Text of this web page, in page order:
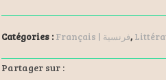
Catégories : Français | فرنسية,
Partager sur :